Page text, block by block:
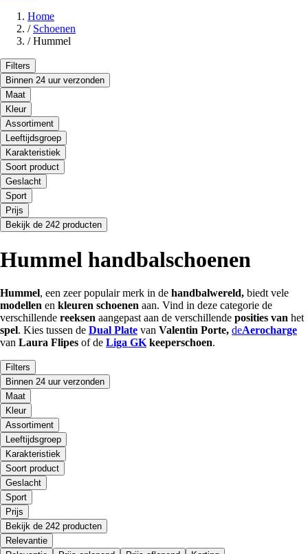
Home
/ Schoenen
/ Hummel
Filters
Binnen 24 uur verzonden
Maat
Kleur
Assortiment
Leeftijdsgroep
Karakteristiek
Soort product
Geslacht
Sport
Prijs
Bekijk de 242 producten
Hummel handbalschoenen
Hummel, een zeer populair merk in de handbalwereld, biedt vele
modellen en kleuren schoenen aan. Vind in deze categorie de
verschillende reeksen aangepast aan de verschillende posities van het
spel. Kies tussen de Dual Plate van Valentin Porte, deAerocharge
van Laura Flipes of de Liga GK keeperschoen.
Filters
Binnen 24 uur verzonden
Maat
Kleur
Assortiment
Leeftijdsgroep
Karakteristiek
Soort product
Geslacht
Sport
Prijs
Bekijk de 242 producten
Relevantie